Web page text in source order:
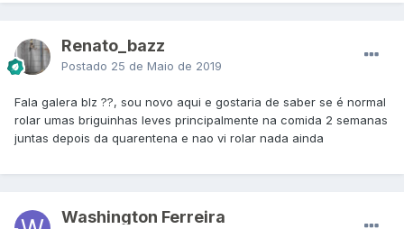
Renato_bazz
Postado 25 de Maio de 2019
Fala galera blz ??, sou novo aqui e gostaria de saber se é normal
rolar umas briguinhas leves principalmente na comida 2 semanas
juntas depois da quarentena e nao vi rolar nada ainda
Washington Ferreira